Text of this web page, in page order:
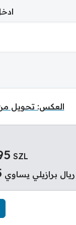
العكس: تحويل من
SZL
برازيلي يساوي